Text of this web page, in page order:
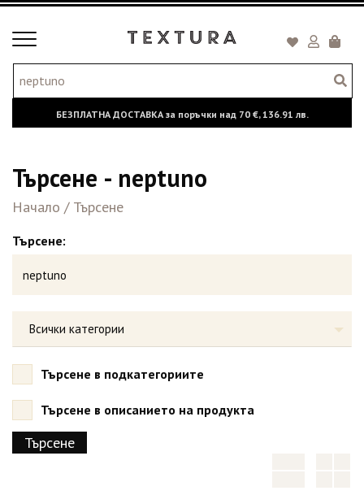
Toggle
БЕЗПЛАТНА ДОСТАВКА за поръчки над 70 €,136.91 лв.
Търсене - neptuno
Начало / Търсене
Търсене:
Всички категории
Търсене в подкатегориите
Търсене в описанието на продукта